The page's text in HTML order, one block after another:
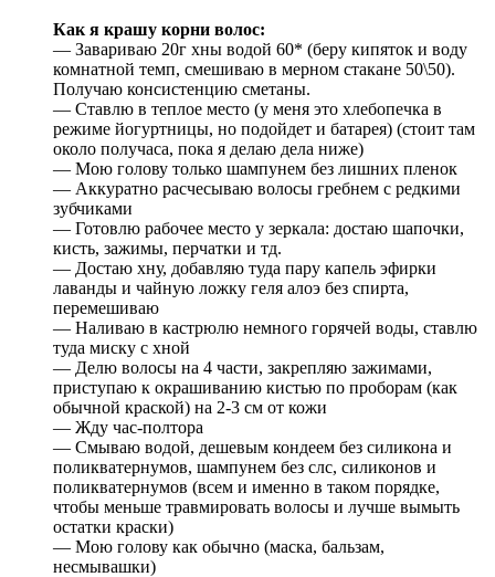
Как я крашу корни волос:
— Завариваю 20г хны водой 60* (беру кипяток и воду
комнатной темп, смешиваю в мерном стакане 50\50).
Получаю консистенцию сметаны.
— Ставлю в теплое место (у меня это хлебопечка в
режиме йогуртницы, но подойдет и батарея) (стоит там
около получаса, пока я делаю дела ниже)
— Мою голову только шампунем без лишних пленок
— Аккуратно расчесываю волосы гребнем с редкими
зубчиками
— Готовлю рабочее место у зеркала: достаю шапочки,
кисть, зажимы, перчатки и тд.
— Достаю хну, добавляю туда пару капель эфирки
лаванды и чайную ложку геля алоэ без спирта,
перемешиваю
— Наливаю в кастрюлю немного горячей воды, ставлю
туда миску с хной
— Делю волосы на 4 части, закрепляю зажимами,
приступаю к окрашиванию кистью по проборам (как
обычной краской) на 2-3 см от кожи
— Жду час-полтора
— Смываю водой, дешевым кондеем без силикона и
поликватернумов, шампунем без слс, силиконов и
поликватернумов (всем и именно в таком порядке,
чтобы меньше травмировать волосы и лучше вымыть
остатки краски)
— Мою голову как обычно (маска, бальзам,
несмывашки)